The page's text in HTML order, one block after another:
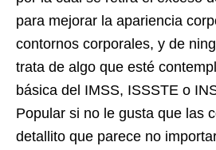
para mejorar la apariencia
contornos corporales, y de
trata de algo que esté
básica del IMSS, ISSSTE o
Popular si no le gusta que las
detallito que parece no